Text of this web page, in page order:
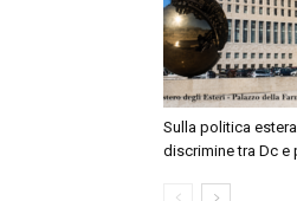
Sulla politica
discrimine tra Dc e